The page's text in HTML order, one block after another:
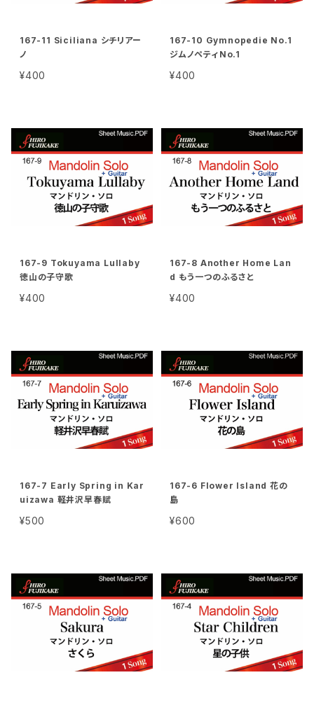
167-11 Siciliana シチリアー
ノ
¥400
167-10 Gymnopedie No.1
ジムノペティNo.1
¥400
167-9 Tokuyama Lullaby
徳山の子守歌
¥400
167-8 Another Home Lan
d もう一つのふるさと
¥400
167-7 Early Spring in Kar
uizawa 軽井沢早春賦
¥500
167-6 Flower Island 花の
島
¥600